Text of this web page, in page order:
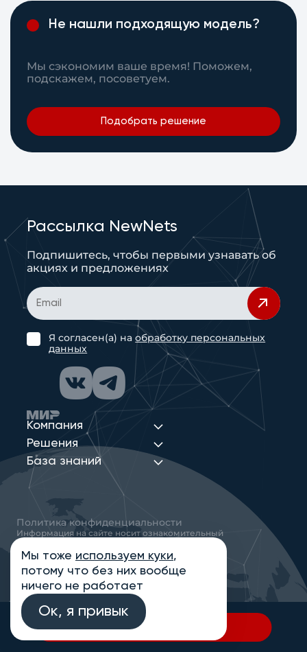
В спецификацию
Не нашли подходящую модель?
Мы сэкономим ваше время! Поможем,
подскажем, посоветуем.
Подобрать решение
Компания
Решения
База знаний
Рассылка NewNets
Подпишитесь, чтобы первыми узнавать об
акциях и предложениях
Я согласен(а) наобработку персональных
данных
Политика конфиденциальности
Информация на сайте носит ознакомительный
характер и не является публичной офертой,
определяемой положениями статьи 437
Гражданского кодекса РФ
© 2013-2026 Новые Сети Интеграция
Мы тоже используем куки,
потому что без них вообще
ничего не работает
Ок, я привык